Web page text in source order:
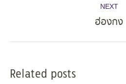
NEXT
Next
ฮ่องกง
Related posts